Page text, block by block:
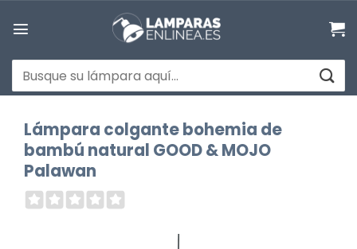
Buscar
por:
Lámpara colgante bohemia de
bambú natural GOOD & MOJO
Palawan